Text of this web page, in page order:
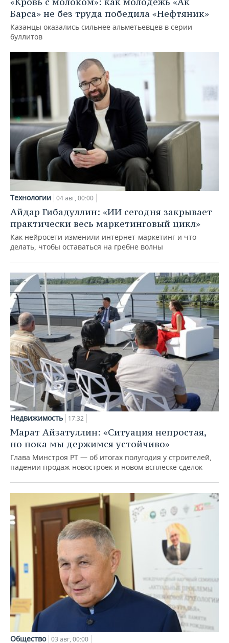
Барса» не без труда победила «Нефтяник»
Казанцы оказались сильнее альметьевцев в серии
буллитов
Технологии 04 авг, 00:00
Айдар Гибадуллин: «ИИ сегодня закрывает
практически весь маркетинговый цикл»
Как нейросети изменили интернет-маркетинг и что
делать, чтобы оставаться на гребне волны
Недвижимость 17:32
Марат Айзатуллин: «Ситуация непростая,
но пока мы держимся устойчиво»
Глава Минстроя РТ — об итогах полугодия у строителей,
падении продаж новостроек и новом всплеске сделок
Общество 03 авг, 00:00